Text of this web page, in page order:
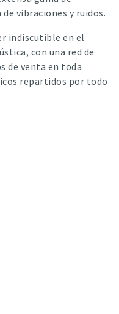
vibraciones y ruidos.
indiscutible en el
con una red de
de venta en toda
repartidos por todo